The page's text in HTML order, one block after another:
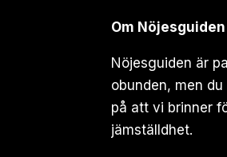
Om Nöjesguiden
Nöjesguiden är
obunden, men
på att vi brinner
jämställdhet.